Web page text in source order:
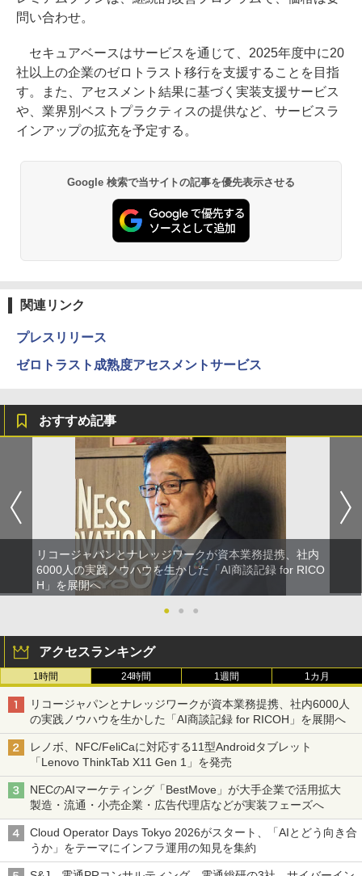
問い合わせ。
セキュアベースはサービスを通じて、2025年度中に20
社以上の企業のゼロトラスト移行を支援することを目指
す。また、アセスメント結果に基づく実装支援サービス
や、業界別ベストプラクティスの提供など、サービスラ
インアップの拡充を予定する。
Google 検索で当サイトの記事を優先表示させる
関連リンク
プレスリリース
ゼロトラスト成熟度アセスメントサービス
おすすめ記事
リコージャパンとナレッジワークが資本業務提携、社内
6000人の実践ノウハウを生かした「AI商談記録 for RICO
H」を展開へ
●
● ●
アクセスランキング
1時間 24時間 1週間 1カ月
リコージャパンとナレッジワークが資本業務提携、社内6000人
の実践ノウハウを生かした「AI商談記録 for RICOH」を展開へ
レノボ、NFC/FeliCaに対応する11型Androidタブレット
「Lenovo ThinkTab X11 Gen 1」を発売
NECのAIマーケティング「BestMove」が大手企業で活用拡大
製造・流通・小売企業・広告代理店などが実装フェーズへ
Cloud Operator Days Tokyo 2026がスタート、「AIとどう向き合
うか」をテーマにインフラ運用の知見を集約